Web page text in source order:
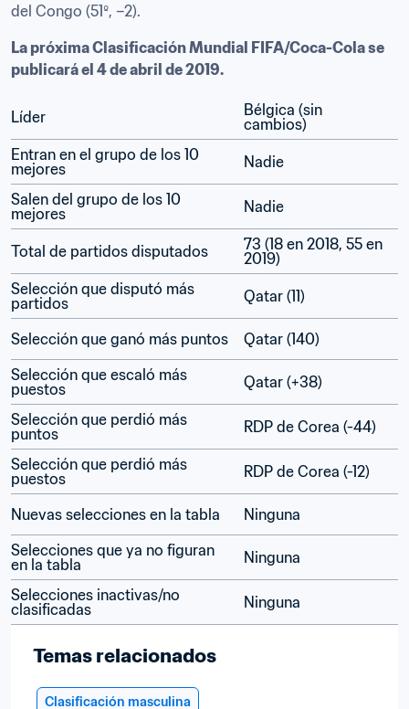
del Congo (51º, –2).
La próxima Clasificación Mundial FIFA/Coca-Cola se
publicará el 4 de abril de 2019.
Líder
Bélgica (sin
cambios)
Entran en el grupo de los 10
mejores
Nadie
Salen del grupo de los 10
mejores
Nadie
Total de partidos disputados
73 (18 en 2018, 55 en
2019)
Selección que disputó más
partidos
Qatar (11)
Selección que ganó más puntos
Qatar (140)
Selección que escaló más
puestos
Qatar (+38)
Selección que perdió más
puntos
RDP de Corea (-44)
Selección que perdió más
puestos
RDP de Corea (-12)
Nuevas selecciones en la tabla
Ninguna
Selecciones que ya no figuran
en la tabla
Ninguna
Selecciones inactivas/no
clasificadas
Ninguna
Temas relacionados
Clasificación masculina